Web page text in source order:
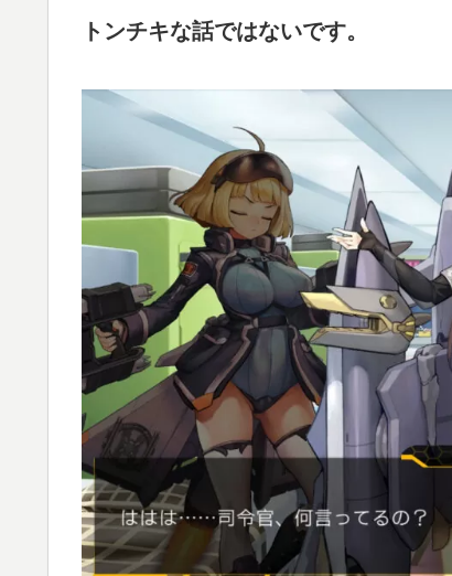
トンチキな話ではないです。